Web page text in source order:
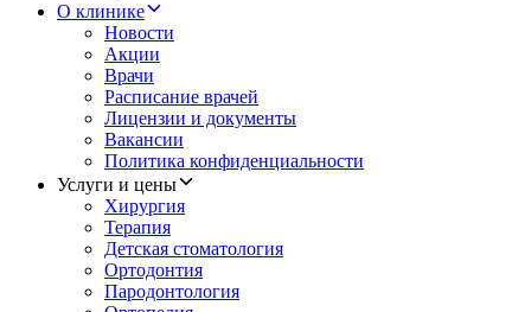
О клинике
Новости
Акции
Врачи
Расписание врачей
Лицензии и документы
Вакансии
Политика конфиденциальности
Услуги и цены
Хирургия
Терапия
Детская стоматология
Ортодонтия
Пародонтология